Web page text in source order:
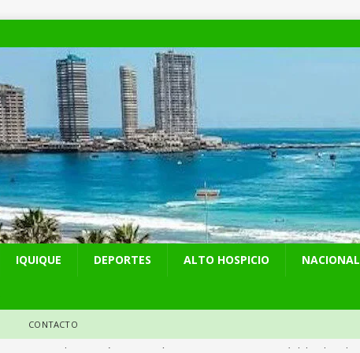
IQUIQUE DEPORTES ALTO HOSPICIO NACIONAL
CONTACTO